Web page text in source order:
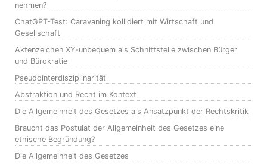
nehmen?
ChatGPT-Test: Caravaning kollidiert mit Wirtschaft und
Gesellschaft
Aktenzeichen XY-unbequem als Schnittstelle zwischen Bürger
und Bürokratie
Pseudointerdisziplinarität
Abstraktion und Recht im Kontext
Die Allgemeinheit des Gesetzes als Ansatzpunkt der Rechtskritik
Braucht das Postulat der Allgemeinheit des Gesetzes eine
ethische Begründung?
Die Allgemeinheit des Gesetzes